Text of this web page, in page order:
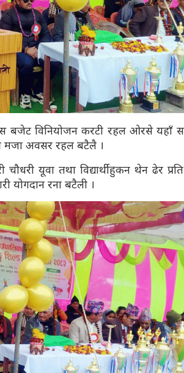
बजेट विनियोजन करटी रहल ओरसे यहाँ
मजा अवसर रहल बटैलै ।
चौधरी यूवा तथा विद्यार्थीहुकन थेन ढेर
योगदान रना बटैली ।